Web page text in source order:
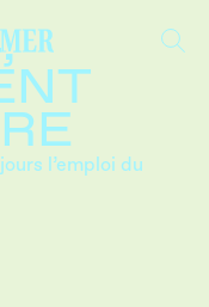
l’emploi du